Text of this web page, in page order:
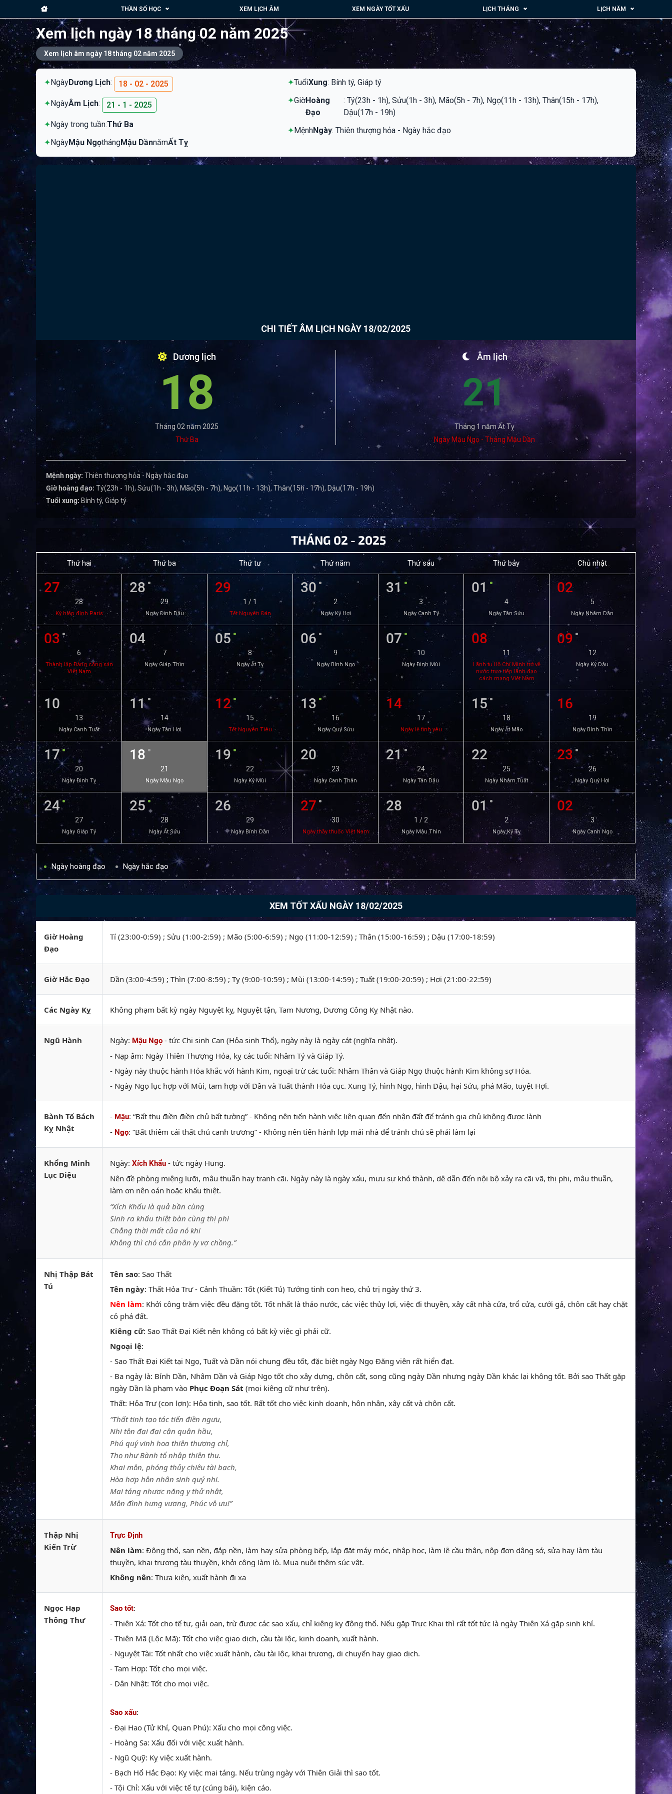
THẦN SỐ HỌC XEM LỊCH ÂM XEM NGÀY TỐT XẤU LỊCH THÁNG LỊCH NĂM
Xem lịch ngày 18 tháng 02 năm 2025
Xem lịch âm ngày 18 tháng 02 năm 2025
✦NgàyDương Lịch: 18 - 02 - 2025
✦NgàyÂm Lịch: 21 - 1 - 2025
✦Ngày trong tuần:Thứ Ba
✦NgàyMậu NgọthángMậu DầnnămẤt Tỵ
✦TuổiXung: Bính tý, Giáp tý
✦GiờHoàng
Đạo
: Tý(23h - 1h), Sửu(1h - 3h), Mão(5h - 7h), Ngọ(11h - 13h), Thân(15h - 17h),
Dậu(17h - 19h)
✦MệnhNgày: Thiên thượng hỏa - Ngày hắc đạo
CHI TIẾT ÂM LỊCH NGÀY 18/02/2025
Dương lịch
18
Tháng 02 năm 2025
Thứ Ba
Âm lịch
21
Tháng 1 năm Ất Tỵ
Ngày Mậu Ngọ - Tháng Mậu Dần
Mệnh ngày: Thiên thượng hỏa - Ngày hắc đạo
Giờ hoàng đạo: Tý(23h - 1h), Sửu(1h - 3h), Mão(5h - 7h), Ngọ(11h - 13h), Thân(15h - 17h), Dậu(17h - 19h)
Tuổi xung: Bính tý, Giáp tý
THÁNG 02 - 2025
Thứ hai Thứ ba Thứ tư Thứ năm Thứ sáu Thứ bảy Chủ nhật
27
28
Ký hiệp định Paris
28
29
Ngày Đinh Dậu
29
1 / 1
Tết Nguyên Đán
30
2
Ngày Kỷ Hợi
31
3
Ngày Canh Tý
01
4
Ngày Tân Sửu
02
5
Ngày Nhâm Dần
03
6
Thành lập Đảng cộng sản
Việt Nam
04
7
Ngày Giáp Thìn
05
8
Ngày Ất Tỵ
06
9
Ngày Bính Ngọ
07
10
Ngày Đinh Mùi
08
11
Lãnh tụ Hồ Chí Minh trở về
nước trực tiếp lãnh đạo
cách mạng Việt Nam
09
12
Ngày Kỷ Dậu
10
13
Ngày Canh Tuất
11
14
Ngày Tân Hợi
12
15
Tết Nguyên Tiêu
13
16
Ngày Quý Sửu
14
17
Ngày lễ tình yêu
15
18
Ngày Ất Mão
16
19
Ngày Bính Thìn
17
20
Ngày Đinh Tỵ
18
21
Ngày Mậu Ngọ
19
22
Ngày Kỷ Mùi
20
23
Ngày Canh Thân
21
24
Ngày Tân Dậu
22
25
Ngày Nhâm Tuất
23
26
Ngày Quý Hợi
24
27
Ngày Giáp Tý
25
28
Ngày Ất Sửu
26
29
Ngày Bính Dần
27
30
Ngày thầy thuốc Việt Nam
28
1 / 2
Ngày Mậu Thìn
01
2
Ngày Kỷ Tỵ
02
3
Ngày Canh Ngọ
Ngày hoàng đạo Ngày hắc đạo
XEM TỐT XẤU NGÀY 18/02/2025
Giờ Hoàng
Đạo
Tí (23:00-0:59) ; Sửu (1:00-2:59) ; Mão (5:00-6:59) ; Ngọ (11:00-12:59) ; Thân (15:00-16:59) ; Dậu (17:00-18:59)
Giờ Hắc Đạo Dần (3:00-4:59) ; Thìn (7:00-8:59) ; Tỵ (9:00-10:59) ; Mùi (13:00-14:59) ; Tuất (19:00-20:59) ; Hợi (21:00-22:59)
Các Ngày Kỵ Không phạm bất kỳ ngày Nguyệt kỵ, Nguyệt tận, Tam Nương, Dương Công Kỵ Nhật nào.
Ngũ Hành Ngày: Mậu Ngọ - tức Chi sinh Can (Hỏa sinh Thổ), ngày này là ngày cát (nghĩa nhật).
- Nạp âm: Ngày Thiên Thượng Hỏa, kỵ các tuổi: Nhâm Tý và Giáp Tý.
- Ngày này thuộc hành Hỏa khắc với hành Kim, ngoại trừ các tuổi: Nhâm Thân và Giáp Ngọ thuộc hành Kim không sợ Hỏa.
- Ngày Ngọ lục hợp với Mùi, tam hợp với Dần và Tuất thành Hỏa cục. Xung Tý, hình Ngọ, hình Dậu, hại Sửu, phá Mão, tuyệt Hợi.
Bành Tổ Bách
Kỵ Nhật
- Mậu: “Bất thụ điền điền chủ bất tường” - Không nên tiến hành việc liên quan đến nhận đất để tránh gia chủ không được lành
- Ngọ: “Bất thiêm cái thất chủ canh trương” - Không nên tiến hành lợp mái nhà để tránh chủ sẽ phải làm lại
Khổng Minh
Lục Diệu
Ngày: Xích Khẩu - tức ngày Hung.
Nên đề phòng miệng lưỡi, mâu thuẫn hay tranh cãi. Ngày này là ngày xấu, mưu sự khó thành, dễ dẫn đến nội bộ xảy ra cãi vã, thị phi, mâu thuẫn,
làm ơn nên oán hoặc khẩu thiệt.
“Xích Khẩu là quả bần cùng
Sinh ra khẩu thiệt bàn cùng thị phi
Chẳng thời mất của nó khi
Không thì chó cắn phân ly vợ chồng.”
Nhị Thập Bát
Tú
Tên sao: Sao Thất
Tên ngày: Thất Hỏa Trư - Cảnh Thuần: Tốt (Kiết Tú) Tướng tinh con heo, chủ trị ngày thứ 3.
Nên làm: Khởi công trăm việc đều đặng tốt. Tốt nhất là tháo nước, các việc thủy lợi, việc đi thuyền, xây cất nhà cửa, trổ cửa, cưới gả, chôn cất hay chặt
cỏ phá đất.
Kiêng cữ: Sao Thất Đại Kiết nên không có bất kỳ việc gì phải cữ.
Ngoại lệ:
- Sao Thất Đại Kiết tại Ngọ, Tuất và Dần nói chung đều tốt, đặc biệt ngày Ngọ Đăng viên rất hiển đạt.
- Ba ngày là: Bính Dần, Nhâm Dần và Giáp Ngọ tốt cho xây dựng, chôn cất, song cũng ngày Dần nhưng ngày Dần khác lại không tốt. Bởi sao Thất gặp
ngày Dần là phạm vào Phục Đoạn Sát (mọi kiêng cữ như trên).
Thất: Hỏa Trư (con lợn): Hỏa tinh, sao tốt. Rất tốt cho việc kinh doanh, hôn nhân, xây cất và chôn cất.
“Thất tinh tạo tác tiến điền ngưu,
Nhi tôn đại đại cận quân hầu,
Phú quý vinh hoa thiên thượng chỉ,
Thọ như Bành tổ nhập thiên thu.
Khai môn, phóng thủy chiêu tài bạch,
Hòa hợp hôn nhân sinh quý nhi.
Mai táng nhược năng y thử nhật,
Môn đình hưng vượng, Phúc vô ưu!”
Thập Nhị
Kiến Trừ
Trực Định
Nên làm: Động thổ, san nền, đắp nền, làm hay sửa phòng bếp, lắp đặt máy móc, nhập học, làm lễ cầu thân, nộp đơn dâng sớ, sửa hay làm tàu
thuyền, khai trương tàu thuyền, khởi công làm lò. Mua nuôi thêm súc vật.
Không nên: Thưa kiện, xuất hành đi xa
Ngọc Hạp
Thông Thư
Sao tốt:
- Thiên Xá: Tốt cho tế tự, giải oan, trừ được các sao xấu, chỉ kiêng kỵ động thổ. Nếu gặp Trực Khai thì rất tốt tức là ngày Thiên Xá gặp sinh khí.
- Thiên Mã (Lộc Mã): Tốt cho việc giao dịch, cầu tài lộc, kinh doanh, xuất hành.
- Nguyệt Tài: Tốt nhất cho việc xuất hành, cầu tài lộc, khai trương, di chuyển hay giao dịch.
- Tam Hợp: Tốt cho mọi việc.
- Dân Nhật: Tốt cho mọi việc.
Sao xấu:
- Đại Hao (Tử Khí, Quan Phú): Xấu cho mọi công việc.
- Hoàng Sa: Xấu đối với việc xuất hành.
- Ngũ Quỹ: Kỵ việc xuất hành.
- Bạch Hổ Hắc Đạo: Kỵ việc mai táng. Nếu trùng ngày với Thiên Giải thì sao tốt.
- Tội Chỉ: Xấu với việc tế tự (cúng bái), kiện cáo.